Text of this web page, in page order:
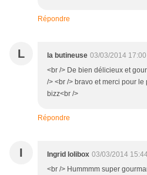
Répondre
L la butineuse 03/03/2014 17:00
<br /> De bien délicieux et
/> <br /> bravo et merci pour le
bizz<br />
Répondre
I Ingrid lolibox 03/03/2014
<br /> Hummmm super